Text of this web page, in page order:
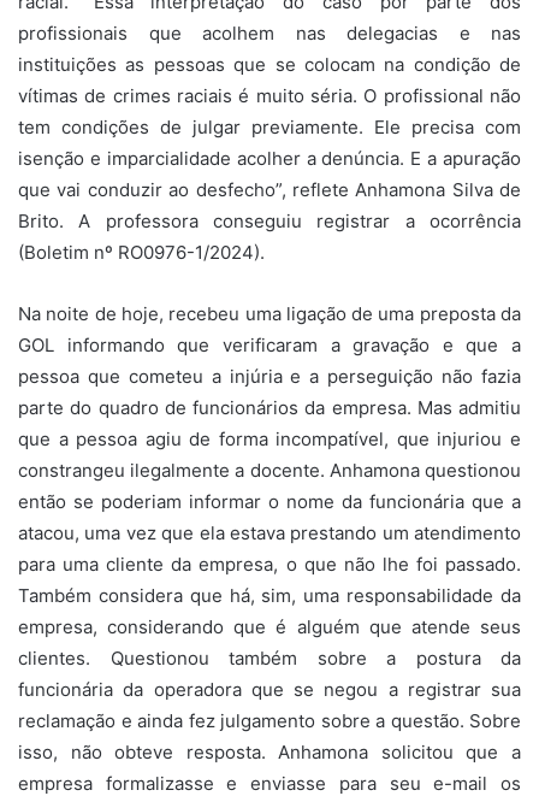
profissionais que acolhem nas delegacias e nas
instituições as pessoas que se colocam na condição de
vítimas de crimes raciais é muito séria. O profissional não
tem condições de julgar previamente. Ele precisa com
isenção e imparcialidade acolher a denúncia. E a apuração
que vai conduzir ao desfecho”, reflete Anhamona Silva de
Brito. A professora conseguiu registrar a ocorrência
(Boletim nº RO0976-1/2024).
Na noite de hoje, recebeu uma ligação de uma preposta da
GOL informando que verificaram a gravação e que a
pessoa que cometeu a injúria e a perseguição não fazia
parte do quadro de funcionários da empresa. Mas admitiu
que a pessoa agiu de forma incompatível, que injuriou e
constrangeu ilegalmente a docente. Anhamona questionou
então se poderiam informar o nome da funcionária que a
atacou, uma vez que ela estava prestando um atendimento
para uma cliente da empresa, o que não lhe foi passado.
Também considera que há, sim, uma responsabilidade da
empresa, considerando que é alguém que atende seus
clientes. Questionou também sobre a postura da
funcionária da operadora que se negou a registrar sua
reclamação e ainda fez julgamento sobre a questão. Sobre
isso, não obteve resposta. Anhamona solicitou que a
empresa formalizasse e enviasse para seu e-mail os